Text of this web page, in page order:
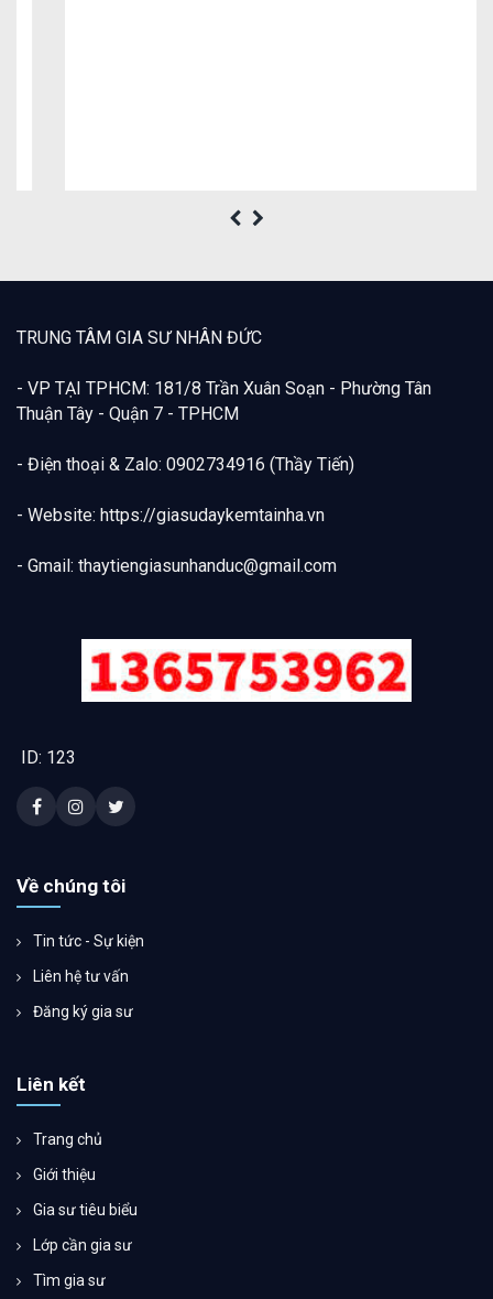
TRUNG TÂM GIA SƯ NHÂN ĐỨC
- VP TẠI TPHCM: 181/8 Trần Xuân Soạn - Phường Tân
Thuận Tây - Quận 7 - TPHCM
- Điện thoại & Zalo: 0902734916 (Thầy Tiến)
- Website: https://giasudaykemtainha.vn
- Gmail: thaytiengiasunhanduc@gmail.com
ID: 123
Về chúng tôi
Tin tức - Sự kiện
Liên hệ tư vấn
Đăng ký gia sư
Liên kết
Trang chủ
Giới thiệu
Gia sư tiêu biểu
Lớp cần gia sư
Tìm gia sư